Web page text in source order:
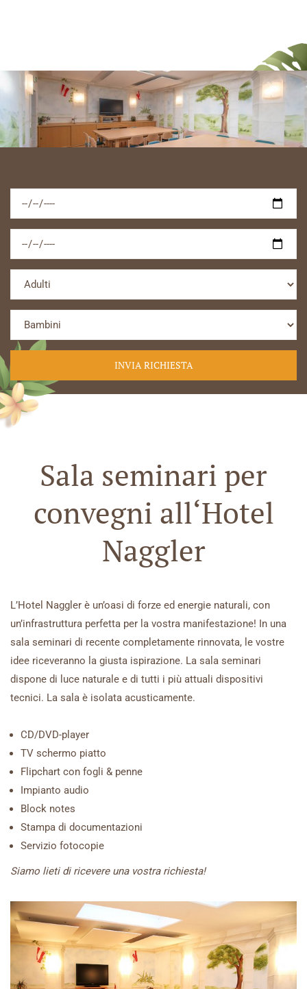
Sala seminari per
convegni all‘Hotel
Naggler
L’Hotel Naggler è un’oasi di forze ed energie naturali, con
un’infrastruttura perfetta per la vostra manifestazione! In una
sala seminari di recente completamente rinnovata, le vostre
idee riceveranno la giusta ispirazione. La sala seminari
dispone di luce naturale e di tutti i più attuali dispositivi
tecnici. La sala è isolata acusticamente.
CD/DVD-player
TV schermo piatto
Flipchart con fogli & penne
Impianto audio
Block notes
Stampa di documentazioni
Servizio fotocopie
Siamo lieti di ricevere una vostra richiesta!